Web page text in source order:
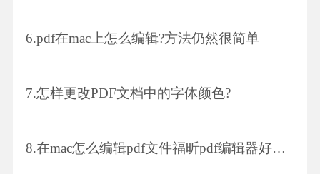
6.pdf在mac上怎么编辑?方法仍然很简单
7.怎样更改PDF文档中的字体颜色?
8.在mac怎么编辑pdf文件福昕pdf编辑器好用吗